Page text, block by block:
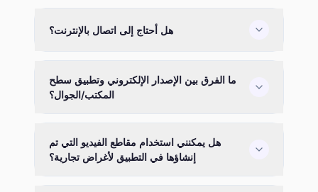
هل أحتاج إلى اتصال بالإنترنت؟
ما الفرق بين الإصدار الإلكتروني وتطبيق سطح
المكتب/الجوال؟
هل يمكنني استخدام مقاطع الفيديو التي تم
إنشاؤها في التطبيق لأغراض تجارية؟